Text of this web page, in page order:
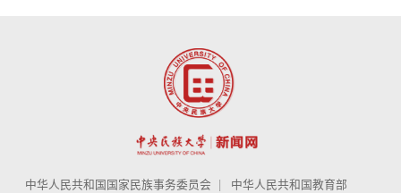
中华人民共和国国家民族事务委员会
中华人民共和国教育部